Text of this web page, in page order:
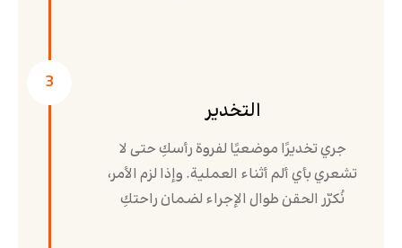
التخدير
جري تخديرًا موضعيًا لفروة رأسكِ حتى لا
تشعري بأي ألم أثناء العملية. وإذا لزم الأمر،
نُكرّر الحقن طوال الإجراء لضمان راحتكِ
3